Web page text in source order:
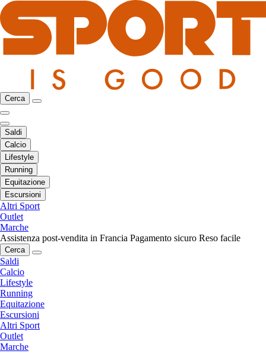
Cerca
Saldi
Calcio
Lifestyle
Running
Equitazione
Escursioni
Altri Sport
Outlet
Marche
Assistenza post-vendita in Francia Pagamento sicuro Reso facile
Cerca
Saldi
Calcio
Lifestyle
Running
Equitazione
Escursioni
Altri Sport
Outlet
Marche